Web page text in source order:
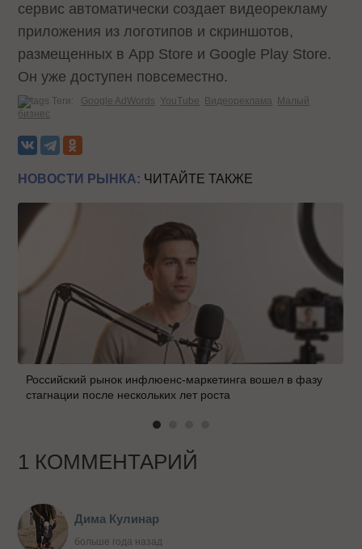
сервис автоматически создает видеорекламу
приложения из логотипов и скриншотов,
размещенных в App Store и Google Play Store.
Он уже доступен повсеместно.
Теги: Google AdWords YouTube Видеореклама
Малый
бизнес
НОВОСТИ РЫНКА: ЧИТАЙТЕ ТАКЖЕ
Российский рынок инфлюенс-маркетинга вошел в фазу
стагнации после нескольких лет роста
1 КОММЕНТАРИЙ
Дима Кулинар
больше года назад